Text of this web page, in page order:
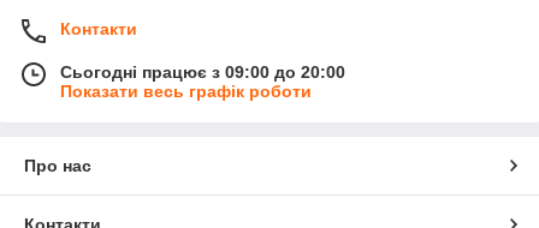
Контакти
Сьогодні працює з 09:00 до 20:00
Показати весь графік роботи
Про нас